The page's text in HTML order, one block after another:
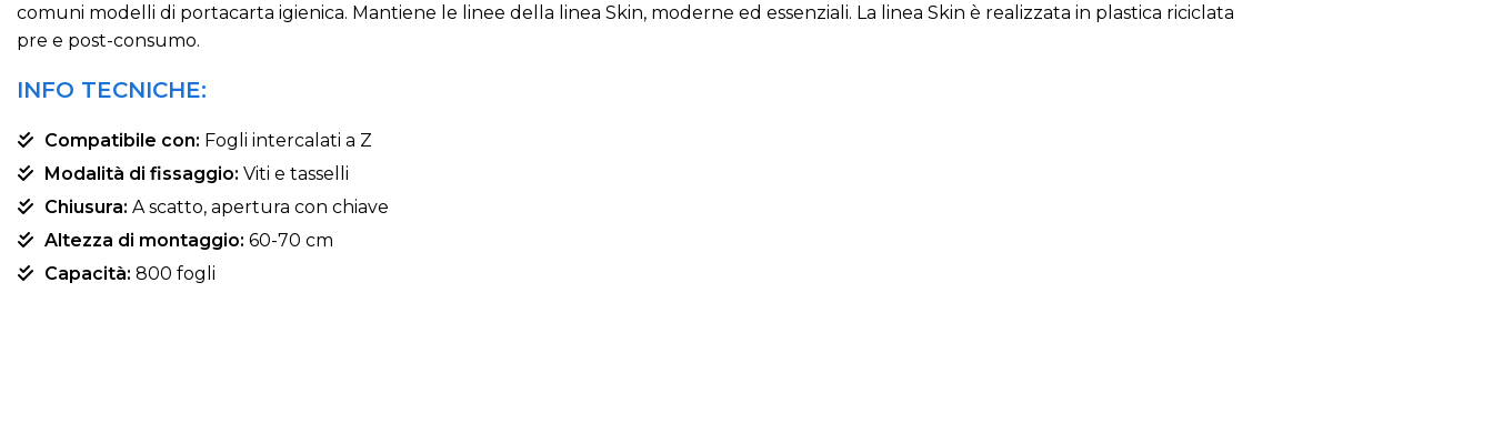
comuni modelli di portacarta igienica. Mantiene le linee della linea Skin, moderne ed essenziali. La linea Skin è realizzata in plastica riciclata
pre e post-consumo.
INFO TECNICHE:
Compatibile con: Fogli intercalati a Z
Modalità di fissaggio: Viti e tasselli
Chiusura: A scatto, apertura con chiave
Altezza di montaggio: 60-70 cm
Capacità: 800 fogli